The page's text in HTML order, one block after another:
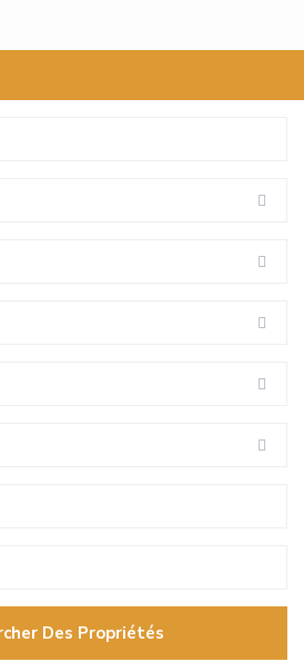
Des Propriétés